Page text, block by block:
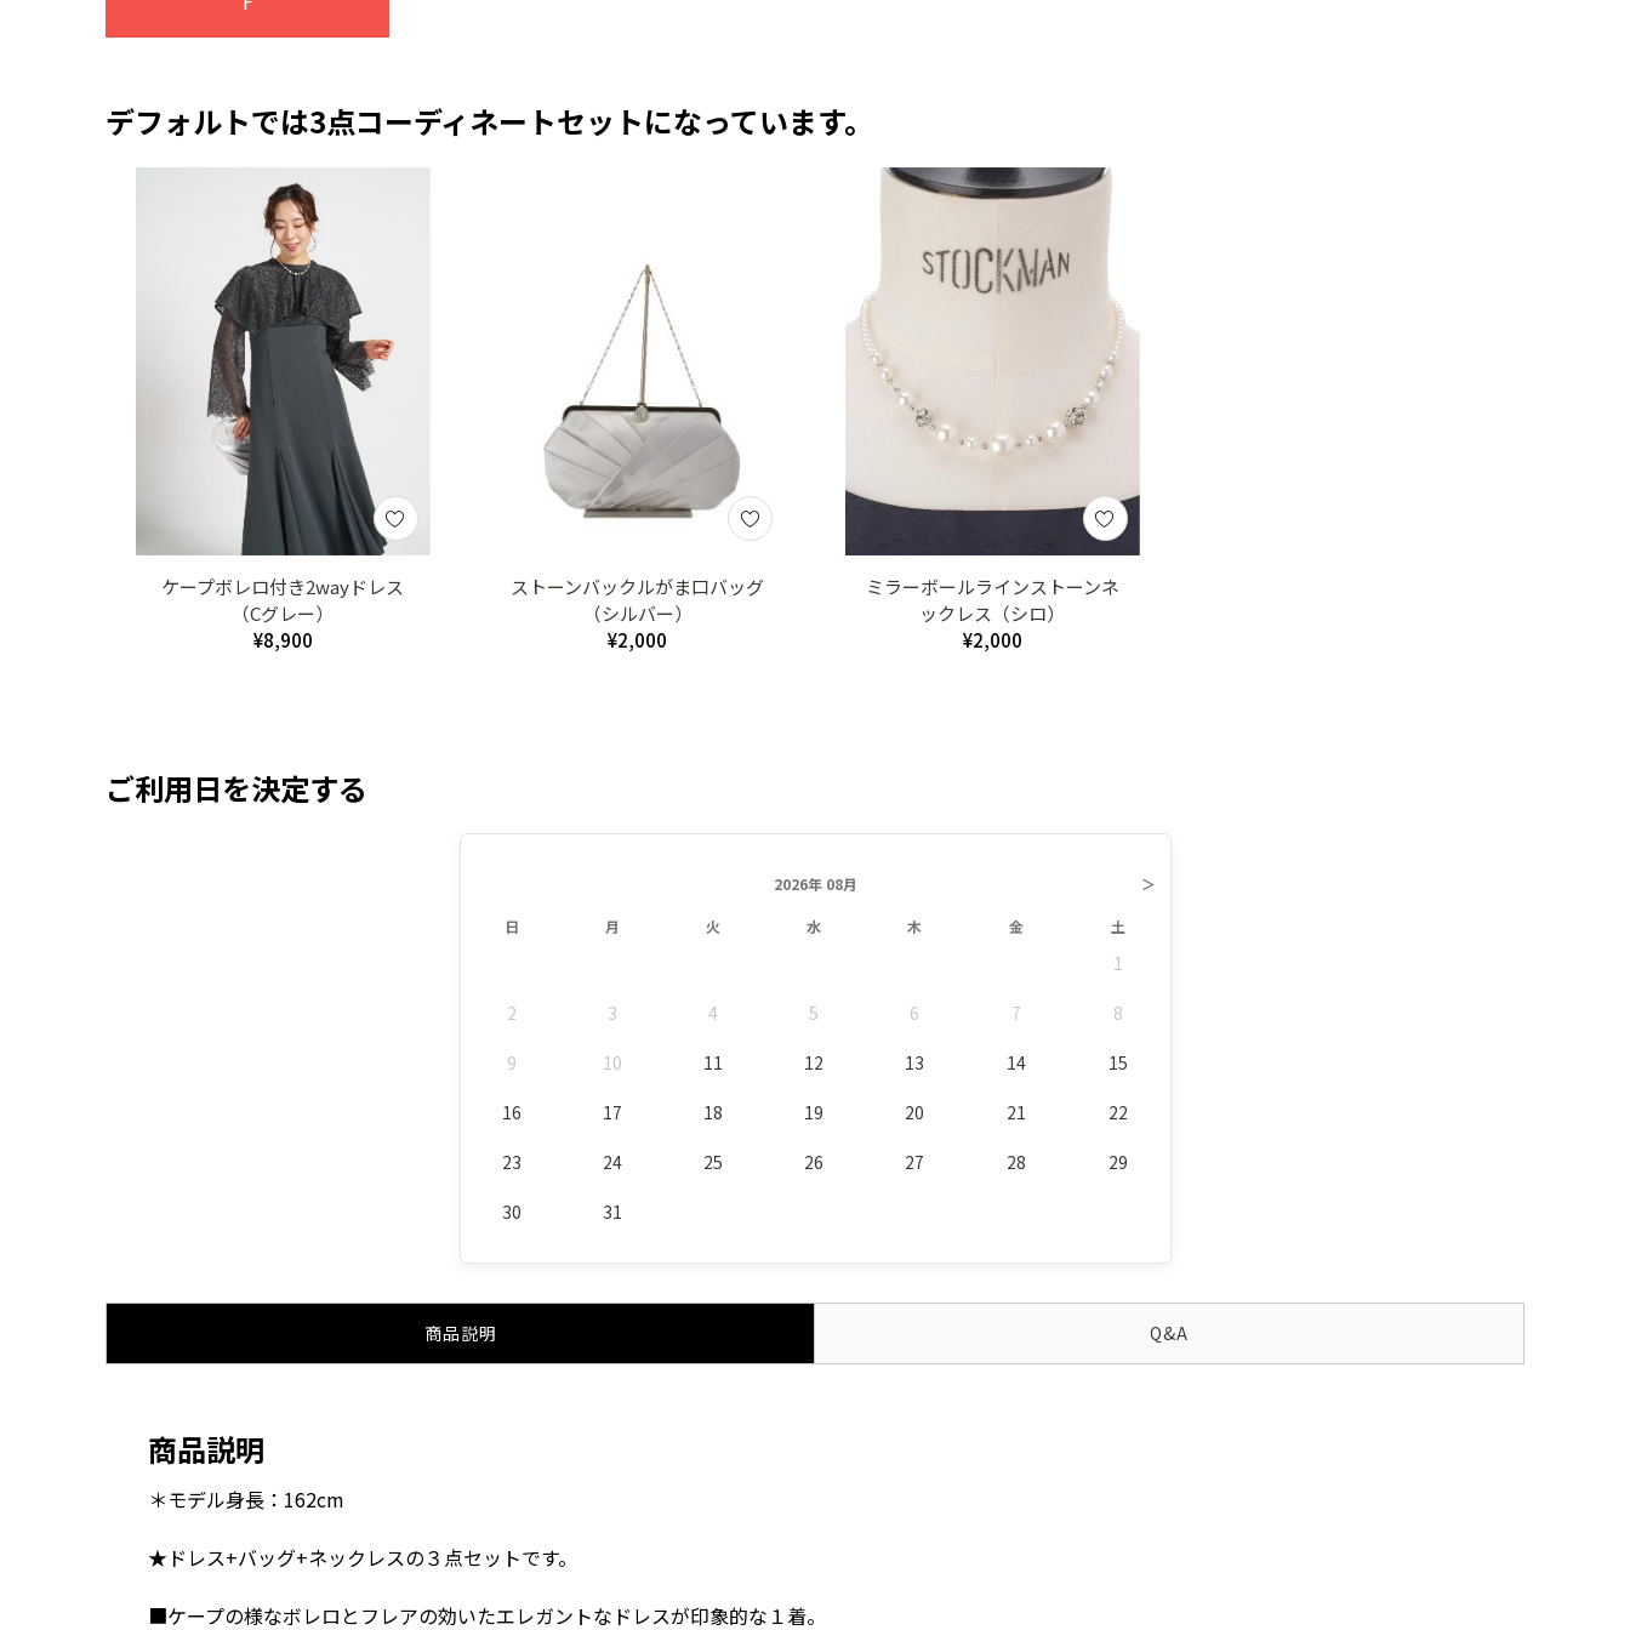
デフォルトでは3点コーディネートセットになっています。
ケープボレロ付き2wayドレス
（Cグレー）
¥8,900
ストーンバックルがま口バッグ
（シルバー）
¥2,000
ミラーボールラインストーンネ
ックレス（シロ）
¥2,000
ご利用日を決定する
2026年 08月 ＞
日 月 火 水 木 金 土
1
2 3 4 5 6 7 8
9 10 11 12 13 14 15
16 17 18 19 20 21 22
23 24 25 26 27 28 29
30 31
商品説明 Q&A
商品説明
＊モデル身長：162cm
★ドレス+バッグ+ネックレスの３点セットです。
■ケープの様なボレロとフレアの効いたエレガントなドレスが印象的な１着。